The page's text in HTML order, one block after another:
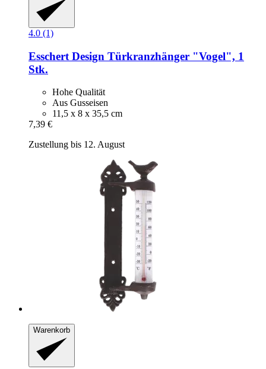
4.0 (1)
Esschert Design Türkranzhänger "Vogel", 1
Stk.
Hohe Qualität
Aus Gusseisen
11,5 x 8 x 35,5 cm
7,39 €
Zustellung bis 12. August
Warenkorb